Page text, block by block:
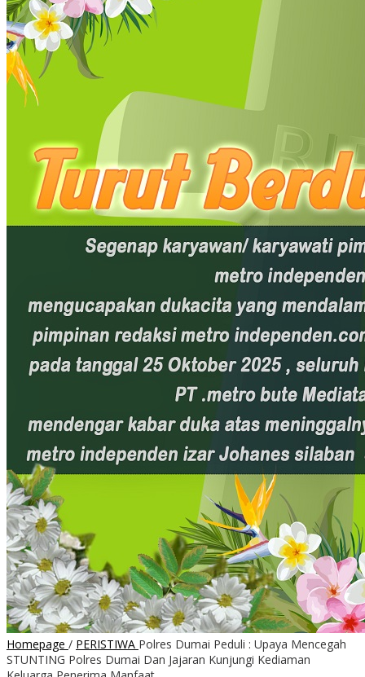
Homepage / PERISTIWA Polres Dumai Peduli : Upaya Mencegah
STUNTING Polres Dumai Dan Jajaran Kunjungi Kediaman